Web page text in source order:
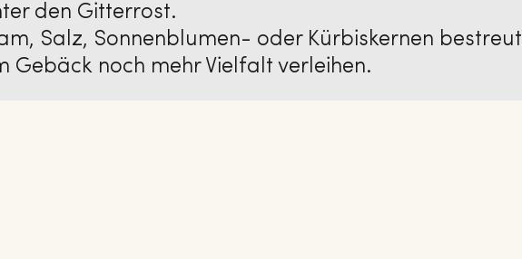
den Gitterrost.
Salz, Sonnenblumen- oder Kürbiskernen bestreut
Gebäck noch mehr Vielfalt verleihen.